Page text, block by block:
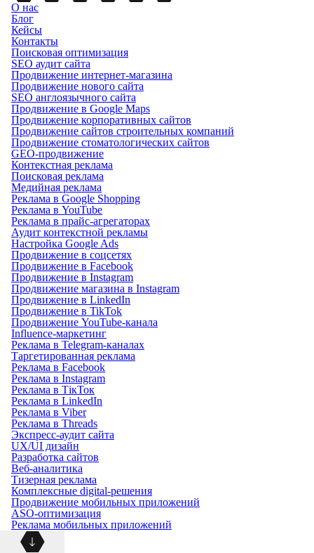
О нас
Блог
Кейсы
Контакты
Поисковая оптимизация
SEO аудит сайта
Продвижение интернет-магазина
Продвижение нового сайта
SEO англоязычного сайта
Продвижение в Google Maps
Продвижение корпоративных сайтов
Продвижение сайтов строительных компаний
Продвижение стоматологических сайтов
GEO-продвижение
Контекстная реклама
Поисковая реклама
Медийная реклама
Реклама в Google Shopping
Реклама в YouTube
Реклама в прайс-агрегаторах
Аудит контекстной рекламы
Настройка Google Ads
Продвижение в соцсетях
Продвижение в Facebook
Продвижение в Instagram
Продвижение магазина в Instagram
Продвижение в LinkedIn
Продвижение в TikTok
Продвижение YouTube-канала
Influence-маркетинг
Реклама в Telegram-каналах
Таргетированная реклама
Реклама в Facebook
Реклама в Instagram
Реклама в ТікТок
Реклама в LinkedIn
Реклама в Viber
Реклама в Threads
Экспресс-аудит сайта
UX/UI дизайн
Разработка сайтов
Веб-аналитика
Тизерная реклама
Комплексные digital-решения
Продвижение мобильных приложений
ASO-оптимизация
Реклама мобильных приложений